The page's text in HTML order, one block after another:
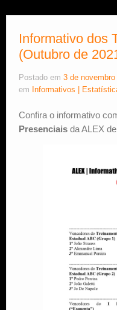
Estude Xadrez
Informativo dos
(Outubro de
Postado em 3 de novembro
em
Informativos |
Confira o informativo
Presenciais da ALEX de